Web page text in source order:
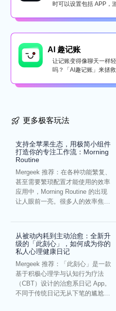
时可以设置包括 APP，
AI 趣记账
让记账变得像聊天一样
吗？「AI趣记账」来拯
更多极客玩法
支持全苹果生态，用极简小组件
打造你的专注工作流：Morning
Routine
Mergeek 推荐：在各种功能繁复、
甚至需要繁琐配置才能使用的效率
应用中，Morning Routine 的出现
让人眼前一亮。很多人的效率焦
从被动内耗到主动治愈：全新升
级的「此刻心」，如何成为你的
私人心理健康日记
Mergeek 推荐：「此刻心」是一款
基于积极心理学与认知行为疗法
（CBT）设计的治愈系日记 App。
不同于传统日记无从下笔的尴尬，